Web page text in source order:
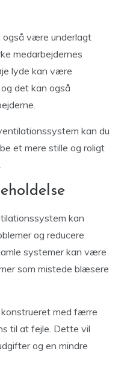
være underlagt
medarbejdernes
lyde kan være
det kan også
kan du
et mere stille og roligt
kan
og reducere
systemer kan være
som mistede blæsere
med færre
til at fejle. Dette vil
og en mindre